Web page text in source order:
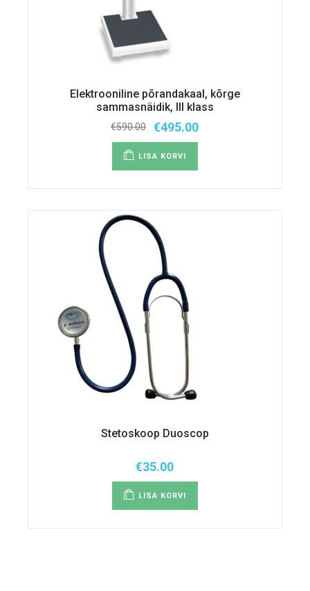
Elektrooniline põrandakaal, kõrge
sammasnäidik, III klass
€590.00
Algne
hind
oli:
€590.00.
€495.00
Praegune
hind
on:
€495.00.
LISA KORVI
Stetoskoop Duoscop
€35.00
LISA KORVI